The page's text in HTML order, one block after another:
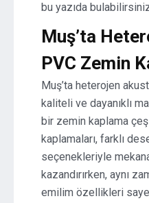
bu yazıda
Muş’ta
PVC Zemin
Muş’ta heterojen
kaliteli ve dayanıklı
bir zemin kaplama
kaplamaları, farklı
seçenekleriyle
kazandırırken, aynı
emilim özellikleri